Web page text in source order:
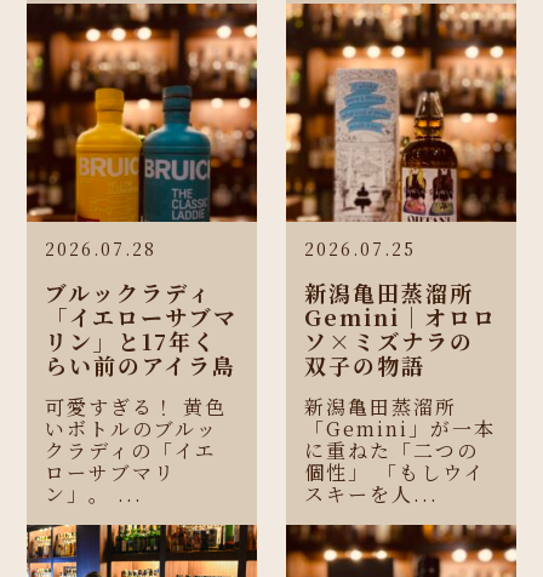
2026.07.28
ブルックラディ
「イエローサブマ
リン」と17年く
らい前のアイラ島
可愛すぎる！ 黄色
いボトルのブルッ
クラディの「イエ
ローサブマリ
ン」。 ...
2026.07.25
新潟亀田蒸溜所
Gemini｜オロロ
ソ×ミズナラの
双子の物語
新潟亀田蒸溜所
「Gemini」が一本
に重ねた「二つの
個性」 「もしウイ
スキーを人...